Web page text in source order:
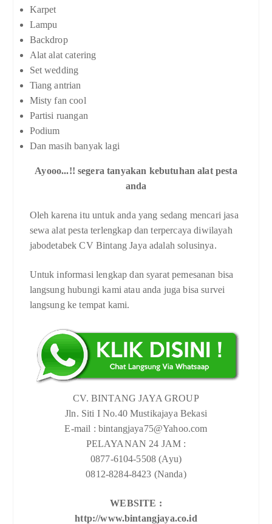
Karpet
Lampu
Backdrop
Alat alat catering
Set wedding
Tiang antrian
Misty fan cool
Partisi ruangan
Podium
Dan masih banyak lagi
Ayooo...!! segera tanyakan kebutuhan alat pesta
anda
Oleh karena itu untuk anda yang sedang mencari jasa
sewa alat pesta terlengkap dan terpercaya diwilayah
jabodetabek CV Bintang Jaya adalah solusinya.
Untuk informasi lengkap dan syarat pemesanan bisa
langsung hubungi kami atau anda juga bisa survei
langsung ke tempat kami.
CV. BINTANG JAYA GROUP
Jln. Siti I No.40 Mustikajaya Bekasi
E-mail : bintangjaya75@Yahoo.com
PELAYANAN 24 JAM :
0877-6104-5508 (Ayu)
0812-8284-8423 (Nanda)
WEBSITE :
http://www.bintangjaya.co.id